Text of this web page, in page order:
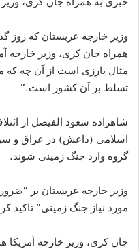
وزیر خارجه عربستان که روز
همراه جان کری، وزیر خارجه
مثال بارزی است از آن چه که
تسلط بر آن کشور است.”
شاهزاده سعود الفیصل از
اسلامی (داعش) در عراق و
گروه وارد جنگ زمینی شوند.
وزیر خارجه عربستان بر
مورد نیاز جنگ زمینی” تاکید
جان کری، وزیر خارجه آمریکا